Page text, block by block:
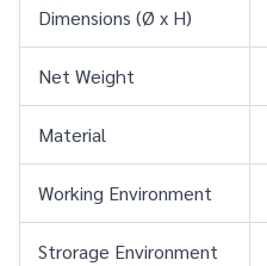
Dimensions (Ø x H)
Net Weight
Material
Working Environment
Strorage Environment